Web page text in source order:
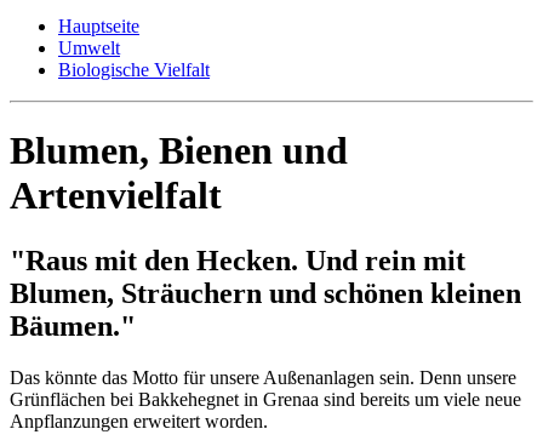
Hauptseite
Umwelt
Biologische Vielfalt
Blumen, Bienen und
Artenvielfalt
"Raus mit den Hecken. Und rein mit
Blumen, Sträuchern und schönen kleinen
Bäumen."
Das könnte das Motto für unsere Außenanlagen sein. Denn unsere
Grünflächen bei Bakkehegnet in Grenaa sind bereits um viele neue
Anpflanzungen erweitert worden.